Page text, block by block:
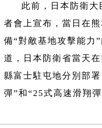
此前，日本防衛
者會上宣布，當日在
備“對敵基地攻擊能力
道，日本防衛省當天
縣富士駐屯地分別部
彈”和“25式高速滑翔彈